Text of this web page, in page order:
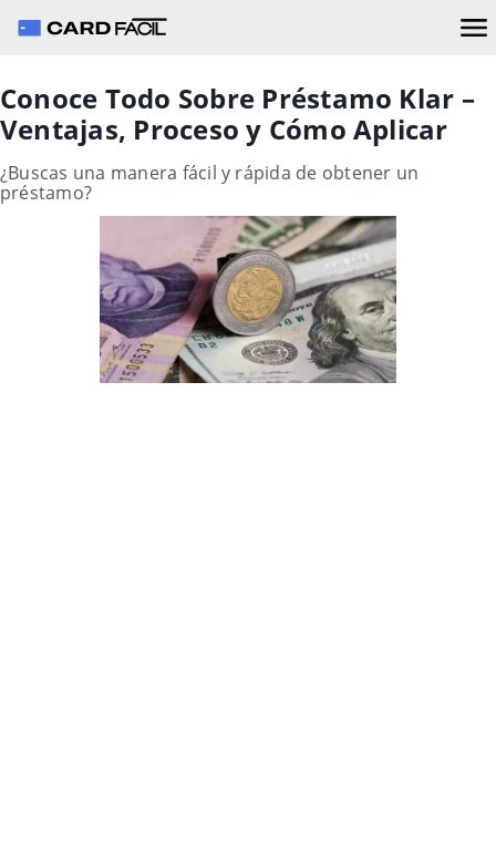
Conoce Todo Sobre Préstamo Klar –
Ventajas, Proceso y Cómo Aplicar
¿Buscas una manera fácil y rápida de obtener un
préstamo?